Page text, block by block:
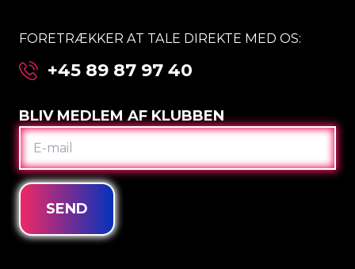
FORETRÆKKER AT TALE DIREKTE MED OS:
+45 89 87 97 40
BLIV MEDLEM AF KLUBBEN
E-
MAIL
SEND